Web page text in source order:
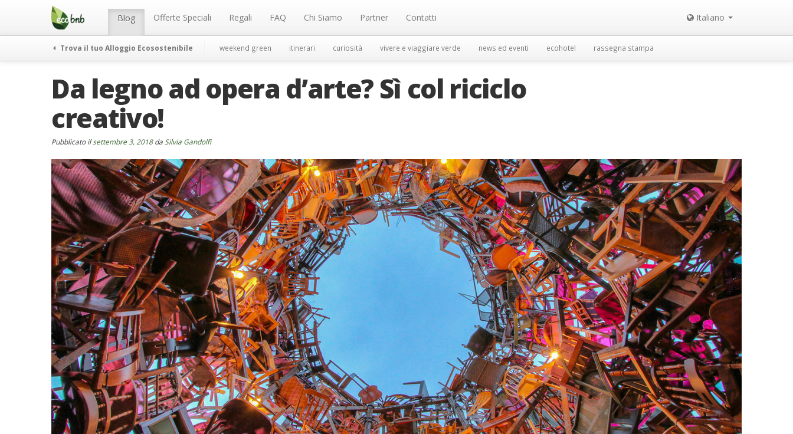
Menu Blog Offerte Speciali Regali FAQ Chi Siamo Partner Contatti Italiano
Trova il tuo Alloggio Ecosostenibile weekend green itinerari curiosità vivere e viaggiare verde news ed eventi ecohotel rassegna stampa
Da legno ad opera d’arte? Sì col riciclo
creativo!
Pubblicato ilsettembre 3, 2018da Silvia Gandolfi